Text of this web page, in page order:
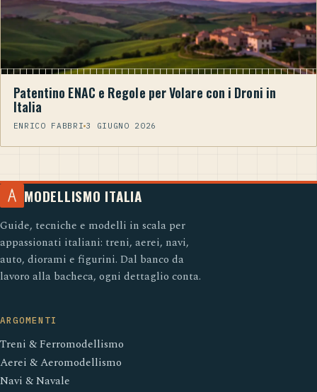
Patentino ENAC e Regole per Volare con i Droni in
Italia
ENRICO FABBRI 3 GIUGNO 2026
MODELLISMO ITALIA
Guide, tecniche e modelli in scala per
appassionati italiani: treni, aerei, navi,
auto, diorami e figurini. Dal banco da
lavoro alla bacheca, ogni dettaglio conta.
ARGOMENTI
Treni & Ferromodellismo
Aerei & Aeromodellismo
Navi & Navale